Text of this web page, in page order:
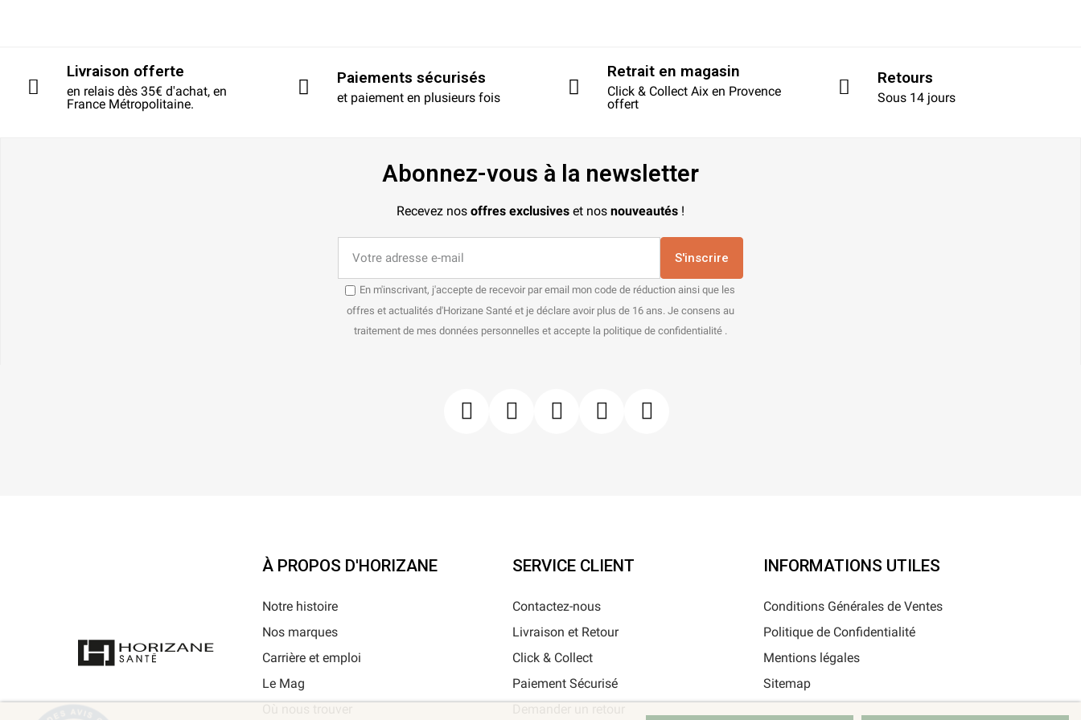
Livraison offerte
en relais dès 35€ d'achat, en
France Métropolitaine.
Paiements sécurisés
et paiement en plusieurs fois
Retrait en magasin
Click & Collect Aix en Provence
offert
Retours
Sous 14 jours
Abonnez-vous à la newsletter
Recevez nos offres exclusives et nos nouveautés !
S'inscrire
En m'inscrivant, j'accepte de recevoir par email mon code de réduction ainsi que les
offres et actualités d'Horizane Santé et je déclare avoir plus de 16 ans. Je consens au
traitement de mes données personnelles et accepte la politique de confidentialité .
À PROPOS D'HORIZANE
Notre histoire
Nos marques
Carrière et emploi
Le Mag
SERVICE CLIENT
Contactez-nous
Livraison et Retour
Click & Collect
Paiement Sécurisé
INFORMATIONS UTILES
Conditions Générales de Ventes
Politique de Confidentialité
Mentions légales
Sitemap